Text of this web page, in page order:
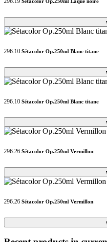
Loading...
Loading...
296.10 Sétacolor Op.250ml Blanc titane
Loading...
Loading...
296.10 Sétacolor Op.250ml Blanc titane
Loading...
Loading...
296.26 Sétacolor Op.250ml Vermillon
Loading...
Loading...
296.26 Sétacolor Op.250ml Vermillon
Loading...
Loading...